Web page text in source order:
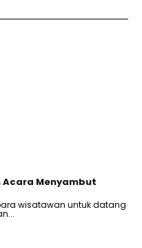
Acara Menyambut
wisatawan untuk datang